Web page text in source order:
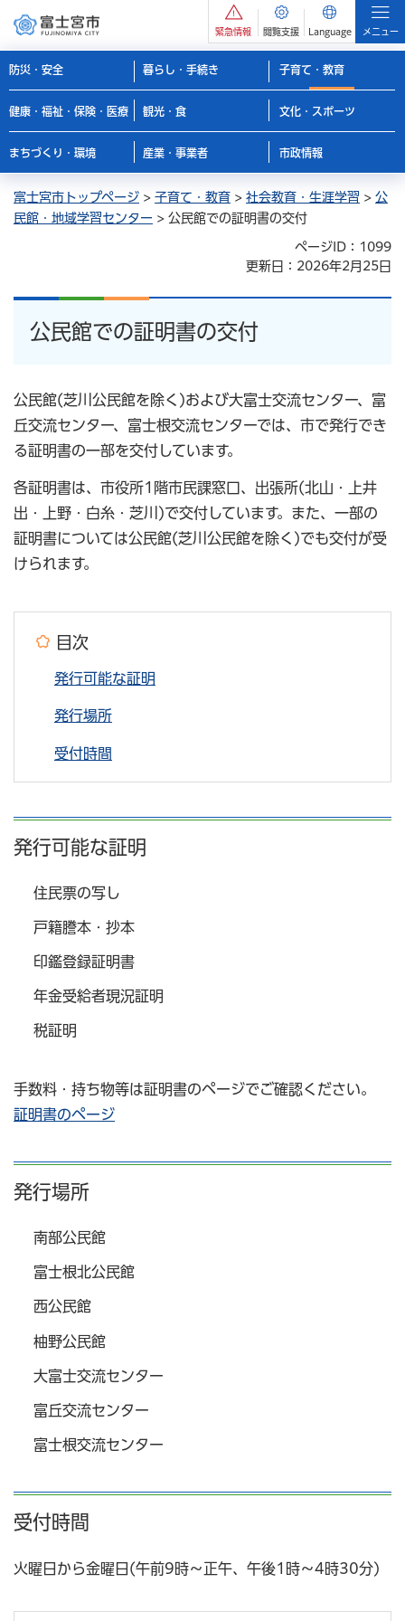
緊急情報 閲覧支援 Language メニュー
防災・安全 暮らし・手続き 子育て・教育
健康・福祉・保険・医療 観光・食 文化・スポーツ
まちづくり・環境 産業・事業者 市政情報
富士宮市トップページ > 子育て・教育 > 社会教育・生涯学習 > 公
民館・地域学習センター > 公民館での証明書の交付
ページID：1099
更新日：2026年2月25日
公民館での証明書の交付
公民館(芝川公民館を除く)および大富士交流センター、富
丘交流センター、富士根交流センターでは、市で発行でき
る証明書の一部を交付しています。
各証明書は、市役所1階市民課窓口、出張所(北山・上井
出・上野・白糸・芝川)で交付しています。また、一部の
証明書については公民館(芝川公民館を除く)でも交付が受
けられます。
目次
発行可能な証明
発行場所
受付時間
発行可能な証明
住民票の写し
戸籍謄本・抄本
印鑑登録証明書
年金受給者現況証明
税証明
手数料・持ち物等は証明書のページでご確認ください。
証明書のページ
発行場所
南部公民館
富士根北公民館
西公民館
柚野公民館
大富士交流センター
富丘交流センター
富士根交流センター
受付時間
火曜日から金曜日(午前9時～正午、午後1時～4時30分)